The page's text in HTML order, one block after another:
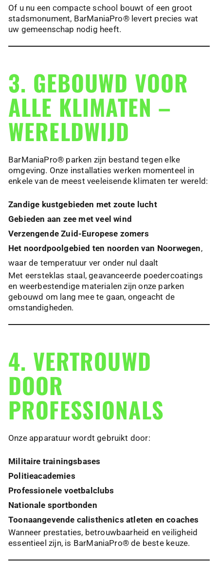
Of u nu een compacte school bouwt of een groot
stadsmonument, BarManiaPro® levert precies wat
uw gemeenschap nodig heeft.
3. GEBOUWD VOOR
ALLE KLIMATEN –
WERELDWIJD
BarManiaPro® parken zijn bestand tegen elke
omgeving. Onze installaties werken momenteel in
enkele van de meest veeleisende klimaten ter wereld:
Zandige kustgebieden met zoute lucht
Gebieden aan zee met veel wind
Verzengende Zuid-Europese zomers
Het noordpoolgebied ten noorden van Noorwegen,
waar de temperatuur ver onder nul daalt
Met eersteklas staal, geavanceerde poedercoatings
en weerbestendige materialen zijn onze parken
gebouwd om lang mee te gaan, ongeacht de
omstandigheden.
4. VERTROUWD
DOOR
PROFESSIONALS
Onze apparatuur wordt gebruikt door:
Militaire trainingsbases
Politieacademies
Professionele voetbalclubs
Nationale sportbonden
Toonaangevende calisthenics atleten en coaches
Wanneer prestaties, betrouwbaarheid en veiligheid
essentieel zijn, is BarManiaPro® de beste keuze.